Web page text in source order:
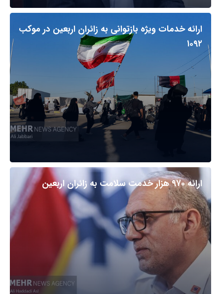
ارائه خدمات ویژه بازتوانی به زائران اربعین در موکب
۱۰۹۲
ارائه ۹۷۰ هزار خدمت سلامت به زائران اربعین